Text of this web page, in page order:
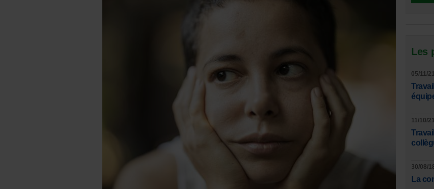
Les
05/11/21
11/10/21
30/08/
La